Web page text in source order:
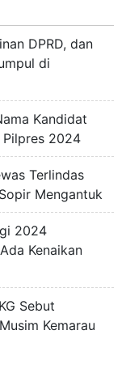
DPRD, dan
di
Kandidat
2024
Terlindas
Mengantuk
2024
Kenaikan
Sebut
Kemarau